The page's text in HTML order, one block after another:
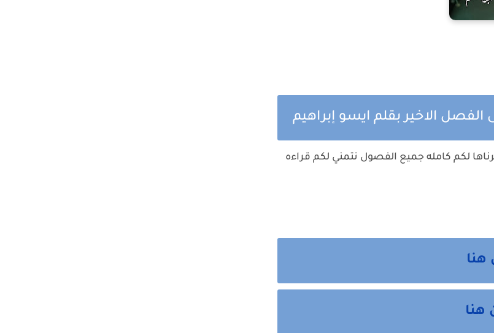
الاخير بقلم ايسو إبراهيم
لكم كامله جميع الفصول نتمني لكم قراءه
هنا
هنا